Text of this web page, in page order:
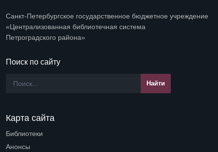
Санкт-Петербургское государственное бюджетное учреждение
«Централизованная библиотечная система
Петроградского района»
Поиск по сайту
Карта сайта
Библиотеки
Анонсы